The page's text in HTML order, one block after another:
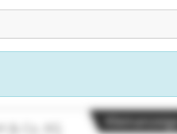
Kleinanzeige
Co. KG